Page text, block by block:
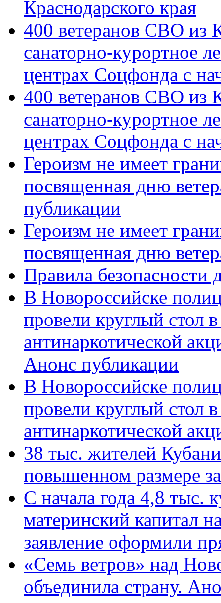
Краснодарского края
400 ветеранов СВО из
санаторно-курортное
центрах Соцфонда с
400 ветеранов СВО из
санаторно-курортное
центрах Соцфонда с
Героизм не имеет
посвященная дню
публикации
Героизм не имеет
посвященная дню
Правила безопасности
В Новороссийске
провели круглый стол
антинаркотической
Анонс публикации
В Новороссийске
провели круглый стол
антинаркотической
38 тыс. жителей
повышенном размере
С начала года 4,8 тыс.
материнский капитал
заявление оформили
«Семь ветров» над
объединила страну.